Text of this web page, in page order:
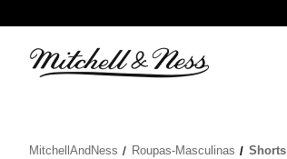
MitchellAndNess Roupas-Masculinas Shorts